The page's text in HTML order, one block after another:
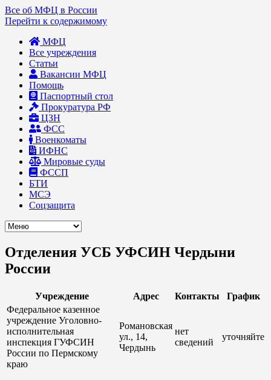
Все об МФЦ в России
Перейти к содержимому
МФЦ
Все учреждения
Статьи
Вакансии МФЦ
Помощь
Паспортный стол
Прокуратура РФ
ЦЗН
ФСС
Военкоматы
ИФНС
Мировые суды
ФССП
БТИ
МСЭ
Соцзащита
Отделения УСБ УФСИН Чердыни
России
Учреждение Адрес Контакты
График
Федеральное казенное
учреждение Уголовно-
исполнительная
инспекция ГУФСИН
России по Пермскому
краю
Романовская
ул., 14,
Чердынь
нет
сведений
уточняйте